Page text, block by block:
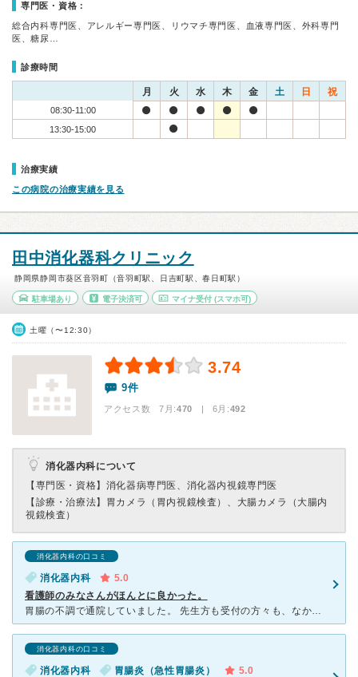
専門医・資格：
総合内科専門医、アレルギー専門医、リウマチ専門医、血液専門医、外科専門
医、糖尿…
診療時間
月 火 水 木 金 土 日 祝
08:30-11:00
13:30-15:00
治療実績
この病院の治療実績を見る
田中消化器科クリニック
静岡県静岡市葵区音羽町（音羽町駅、日吉町駅、春日町駅）
駐車場あり 電子決済可 マイナ受付 (スマホ可)
土曜（〜12:30）
3.74
9件
アクセス数 7月:470 | 6月:492
消化器内科について
【専門医・資格】 消化器病専門医、消化器内視鏡専門医
【診療・治療法】 胃カメラ（胃内視鏡検査）、大腸カメラ（大腸内
視鏡検査）
消化器内科の口コミ
消化器内科
5.0
看護師のみなさんがほんとに良かった。
胃腸の不調で通院していました。 先生方も受付の方々も、なかでもとくに看護師のみなさんがきびきびと動いていらして、でも優しくて頼りがいがありそうでホッとする気持ちにさせてくれます。何度も通院し、検査も
消化器内科の口コミ
消化器内科 胃腸炎（急性胃腸炎） 5.0